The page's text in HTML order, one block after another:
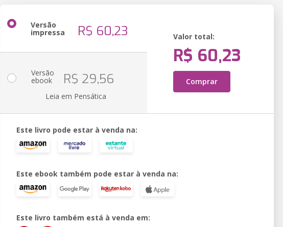
Versão
impressa R$ 60,23 Valor total:
R$ 60,23
Comprar
Versão
ebook R$ 29,56
Leia em Pensática
Este livro pode estar à venda na:
Este ebook também pode estar à venda na:
Este livro também está à venda em: